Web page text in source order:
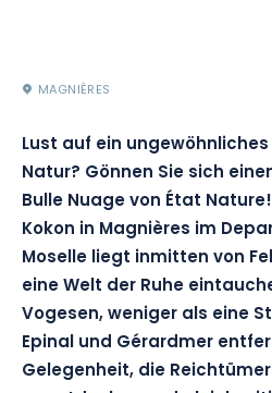
MAGNIÈRES
Lust auf ein
Natur? Gönnen Sie sich
Bulle Nuage von État
Kokon in Magnières im
Moselle liegt inmitten von
eine Welt der Ruhe
Vogesen, weniger als eine
Epinal und Gérardmer
Gelegenheit, die